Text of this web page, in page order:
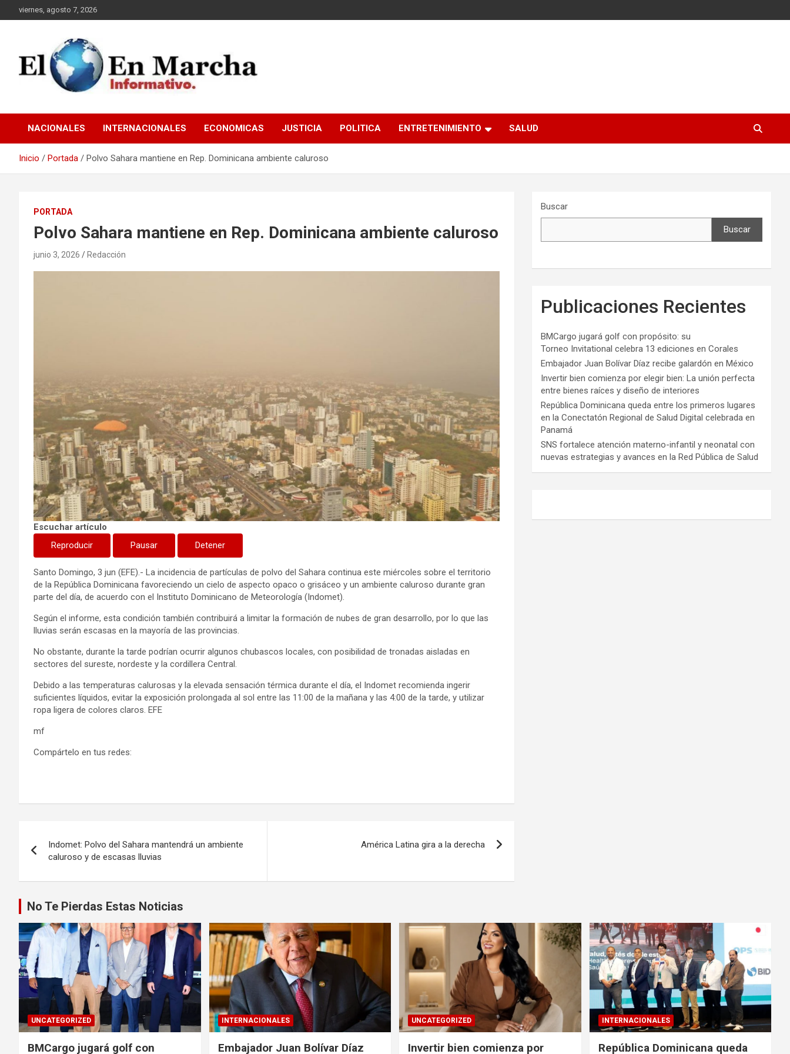
al
viernes, agosto 7, 2026
elmundoenmarcha.net
NACIONALES INTERNACIONALES ECONOMICAS JUSTICIA POLITICA ENTRETENIMIENTO SALUD
Inicio Portada Polvo Sahara mantiene en Rep. Dominicana ambiente caluroso
PORTADA
Polvo Sahara mantiene en Rep. Dominicana ambiente caluroso
junio 3, 2026 Redacción
Escuchar artículo
Reproducir
Pausar Detener
Santo Domingo, 3 jun (EFE).- La incidencia de partículas de polvo del Sahara continua este miércoles sobre el territorio
de la República Dominicana favoreciendo un cielo de aspecto opaco o grisáceo y un ambiente caluroso durante gran
parte del día, de acuerdo con el Instituto Dominicano de Meteorología (Indomet).
Según el informe, esta condición también contribuirá a limitar la formación de nubes de gran desarrollo, por lo que las
lluvias serán escasas en la mayoría de las provincias.
No obstante, durante la tarde podrían ocurrir algunos chubascos locales, con posibilidad de tronadas aisladas en
sectores del sureste, nordeste y la cordillera Central.
Debido a las temperaturas calurosas y la elevada sensación térmica durante el día, el Indomet recomienda ingerir
suficientes líquidos, evitar la exposición prolongada al sol entre las 11:00 de la mañana y las 4:00 de la tarde, y utilizar
ropa ligera de colores claros. EFE
mf
Compártelo en tus redes:
de
entradas
Indomet: Polvo del Sahara mantendrá un ambiente
caluroso y de escasas lluvias
América Latina gira a la derecha
Buscar
Buscar
Publicaciones Recientes
BMCargo jugará golf con propósito: su
Torneo Invitational celebra 13 ediciones en Corales
Embajador Juan Bolívar Díaz recibe galardón en México
Invertir bien comienza por elegir bien: La unión perfecta
entre bienes raíces y diseño de interiores
República Dominicana queda entre los primeros lugares
en la Conectatón Regional de Salud Digital celebrada en
Panamá
SNS fortalece atención materno-infantil y neonatal con
nuevas estrategias y avances en la Red Pública de Salud
No Te Pierdas Estas Noticias
UNCATEGORIZED
BMCargo jugará golf con
INTERNACIONALES
Embajador Juan Bolívar Díaz
UNCATEGORIZED
Invertir bien comienza por
INTERNACIONALES
República Dominicana queda